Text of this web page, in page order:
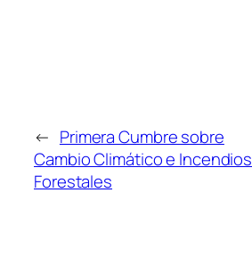
← Primera Cumbre sobre
Cambio Climático e Incendios
Forestales